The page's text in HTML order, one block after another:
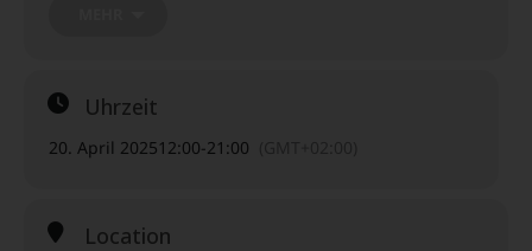
Menüs ab 49,00€ oder Auswahlkarte
belderbusch@schlossmiel.de
Uhrzeit
20. April 202512:00-21:00
Location